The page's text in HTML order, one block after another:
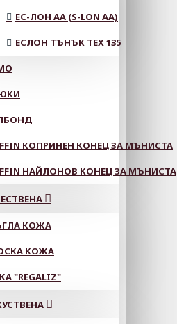
ЕС-ЛОН АА (S-LON AA)
ЕСЛОН ТЪНЪК TEX 135
КОПРИНЕН КОНЕЦ ЗА МЪНИСТА
НАЙЛОНОВ КОНЕЦ ЗА МЪНИСТА
КОЖА
КОЖА
"REGALIZ"